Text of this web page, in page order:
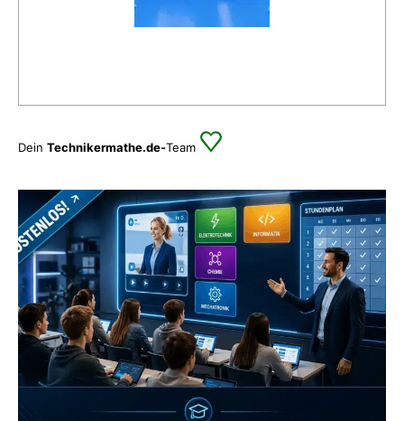
Dein Technikermathe.de-Team
Zum Verzeichnis